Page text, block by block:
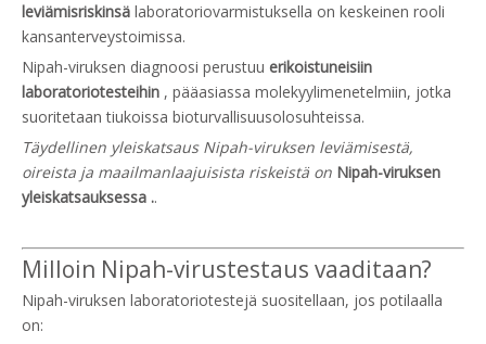
leviämisriskinsä laboratoriovarmistuksella on keskeinen rooli
kansanterveystoimissa.
Nipah-viruksen diagnoosi perustuu erikoistuneisiin
laboratoriotesteihin , pääasiassa molekyylimenetelmiin, jotka
suoritetaan tiukoissa bioturvallisuusolosuhteissa.
Täydellinen yleiskatsaus Nipah-viruksen leviämisestä,
oireista ja maailmanlaajuisista riskeistä on Nipah-viruksen
yleiskatsauksessa ..
Milloin Nipah-virustestaus vaaditaan?
Nipah-viruksen laboratoriotestejä suositellaan, jos potilaalla
on: